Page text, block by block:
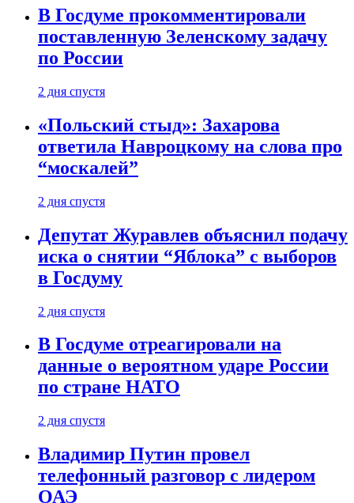
В Госдуме прокомментировали
поставленную Зеленскому задачу
по России
2 дня спустя
«Польский стыд»: Захарова
ответила Навроцкому на слова про
“москалей”
2 дня спустя
Депутат Журавлев объяснил подачу
иска о снятии “Яблока” с выборов
в Госдуму
2 дня спустя
В Госдуме отреагировали на
данные о вероятном ударе России
по стране НАТО
2 дня спустя
Владимир Путин провел
телефонный разговор с лидером
ОАЭ